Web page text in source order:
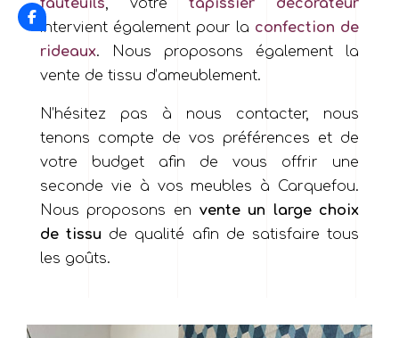
fauteuils, votretapissier décorateur
intervient également pour la confection de
rideaux. Nous proposons également la
vente de tissu d’ameublement.
N’hésitez pas à nous contacter, nous
tenons compte de vos préférences et de
votre budget afin de vous offrir une
seconde vie à vos meubles à Carquefou.
Nous proposons en vente un large choix
de tissu de qualité afin de satisfaire tous
les goûts.